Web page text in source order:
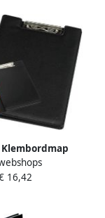
kunstleder
zwart
16,42